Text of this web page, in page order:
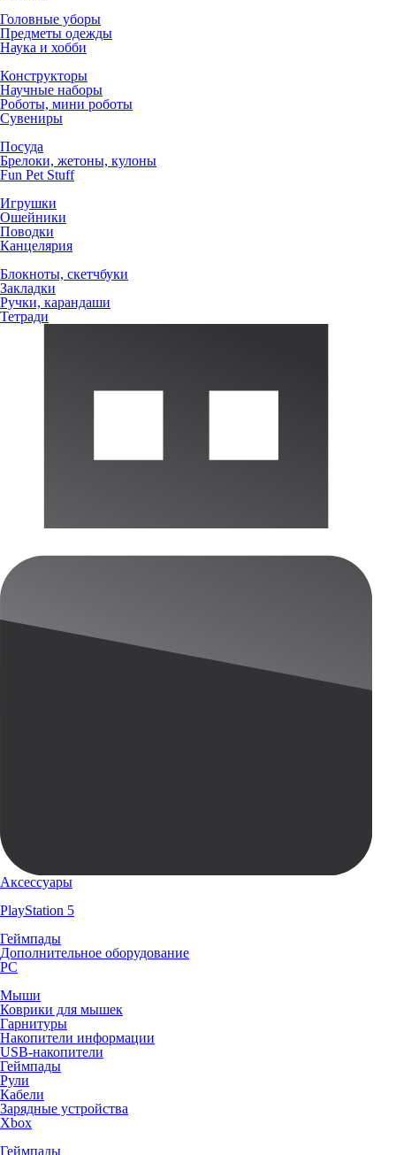
Головные уборы
Предметы одежды
Наука и хобби
Конструкторы
Научные наборы
Роботы, мини роботы
Сувениры
Посуда
Брелоки, жетоны, кулоны
Fun Pet Stuff
Игрушки
Ошейники
Поводки
Канцелярия
Блокноты, скетчбуки
Закладки
Ручки, карандаши
Тетради
Аксессуары
PlayStation 5
Геймпады
Дополнительное оборудование
PC
Мыши
Коврики для мышек
Гарнитуры
Накопители информации
USB-накопители
Геймпады
Рули
Кабели
Зарядные устройства
Xbox
Геймпады